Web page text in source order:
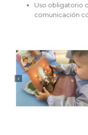
Uso obligatorio
comunicación